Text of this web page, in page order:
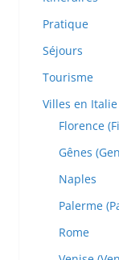
Pratique
Séjours
Tourisme
Villes en Italie
Florence
Gênes
Naples
Palerme
Rome